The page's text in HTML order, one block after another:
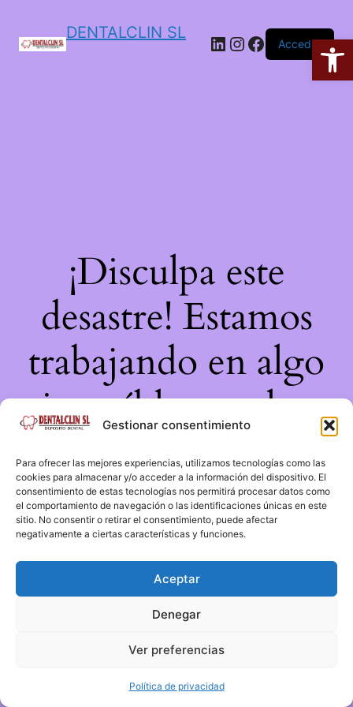
Gestionar consentimiento
Para ofrecer las mejores experiencias, utilizamos tecnologías como las
cookies para almacenar y/o acceder a la información del dispositivo. El
consentimiento de estas tecnologías nos permitirá procesar datos como
el comportamiento de navegación o las identificaciones únicas en este
sitio. No consentir o retirar el consentimiento, puede afectar
negativamente a ciertas características y funciones.
Aceptar
Denegar
Ver preferencias
Política de privacidad
DENTALCLIN SL
Acceder
¡Disculpa este
desastre! Estamos
trabajando en algo
increíble, ¡vuelve
pronto!